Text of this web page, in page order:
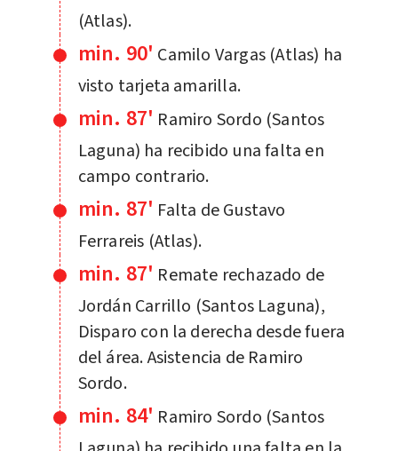
(Atlas).
min. 90' Camilo Vargas (Atlas) ha
visto tarjeta amarilla.
min. 87' Ramiro Sordo (Santos
Laguna) ha recibido una falta en
campo contrario.
min. 87' Falta de Gustavo
Ferrareis (Atlas).
min. 87' Remate rechazado de
Jordán Carrillo (Santos Laguna),
Disparo con la derecha desde fuera
del área. Asistencia de Ramiro
Sordo.
min. 84' Ramiro Sordo (Santos